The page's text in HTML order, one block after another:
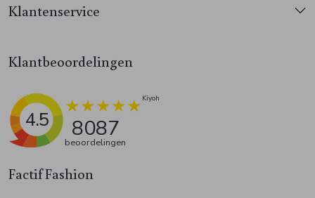
Factif Fashion
Klantenservice
Klantbeoordelingen
4.5 8087
beoordelingen